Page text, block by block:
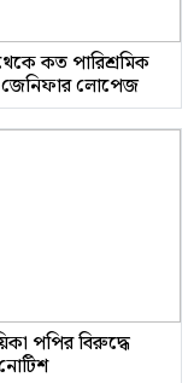
কত পারিশ্রমিক
জেনিফার লোপেজ
পপির বিরুদ্ধে